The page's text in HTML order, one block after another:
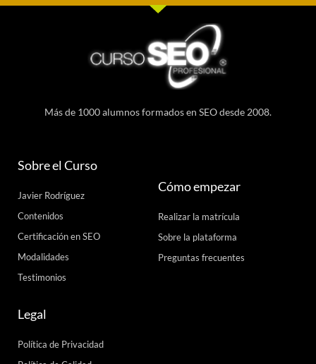
Más de 1000 alumnos formados en SEO desde 2008.
Sobre el Curso
Javier Rodríguez
Contenidos
Certificación en SEO
Modalidades
Testimonios
Cómo empezar
Realizar la matrícula
Sobre la plataforma
Preguntas frecuentes
Legal
Política de Privacidad